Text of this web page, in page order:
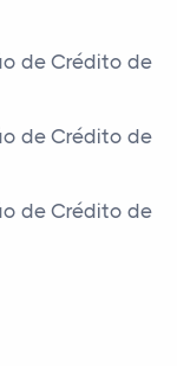
de Crédito de
de Crédito de
de Crédito de